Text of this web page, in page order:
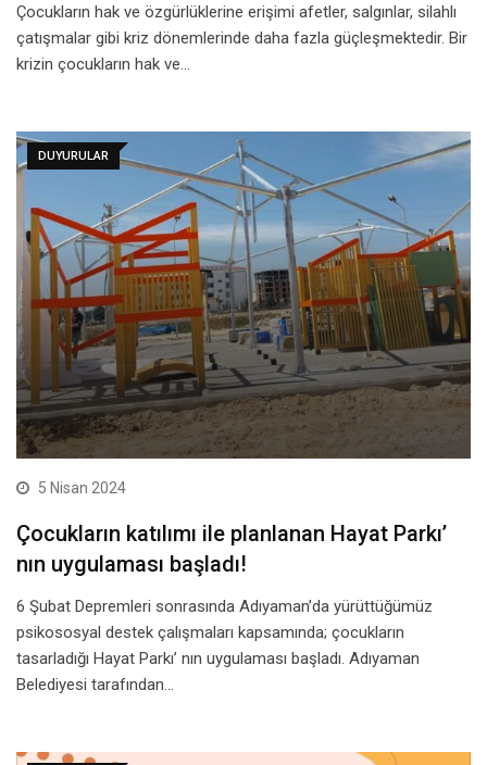
Çocukların hak ve özgürlüklerine erişimi afetler, salgınlar, silahlı
çatışmalar gibi kriz dönemlerinde daha fazla güçleşmektedir. Bir
krizin çocukların hak ve…
DUYURULAR
5 Nisan 2024
Çocukların katılımı ile planlanan Hayat Parkı’
nın uygulaması başladı!
6 Şubat Depremleri sonrasında Adıyaman’da yürüttüğümüz
psikososyal destek çalışmaları kapsamında; çocukların
tasarladığı Hayat Parkı’ nın uygulaması başladı. Adıyaman
Belediyesi tarafından…